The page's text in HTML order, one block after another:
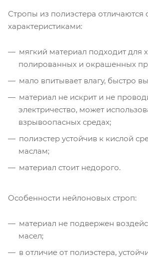
Стропы из полиэстера
характеристиками:
мягкий материал подходит для
полированных и окрашенных
мало впитывает влагу, быстро
материал не искрит и не
электричество, может
взрывоопасных средах;
полиэстер устойчив к кислой
маслам;
материал стоит недорого.
Особенности нейлоновых строп:
материал не подвержен
масел;
в отличие от полиэстера,